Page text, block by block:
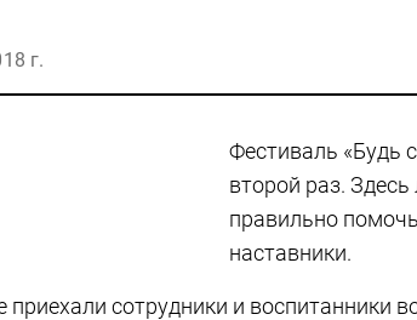
г.
Фестиваль «Будь
второй раз.
правильно
наставники.
сотрудники и воспитанники